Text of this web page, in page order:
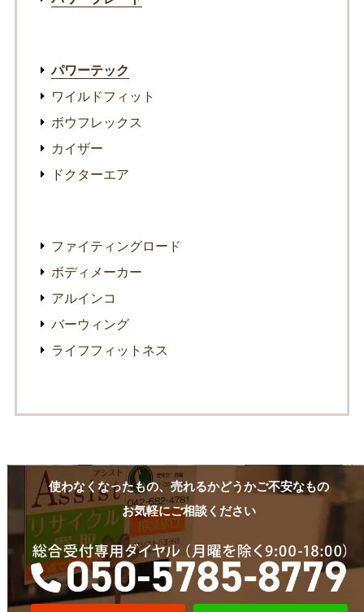
パワーテック
ワイルドフィット
ボウフレックス
カイザー
ドクターエア
ファイティングロード
ボディメーカー
アルインコ
バーウィング
ライフフィットネス
使わなくなったもの、売れるかどうかご不安なもの
お気軽にご相談ください